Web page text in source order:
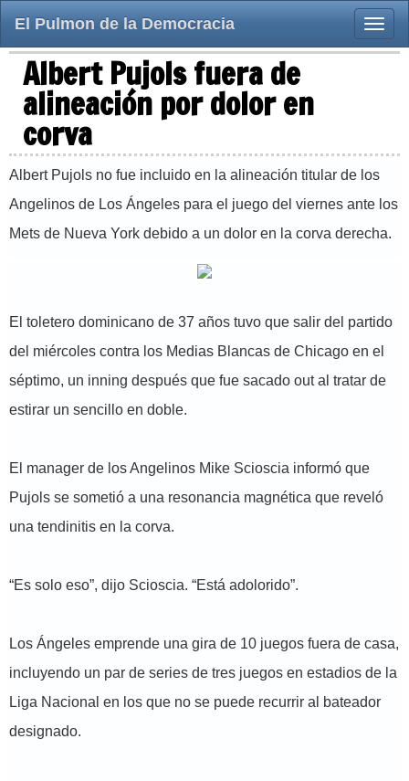
Toggle
El Pulmon de la Democracia
Albert Pujols fuera de
alineación por dolor en
corva
Albert Pujols no fue incluido en la alineación titular de los
Angelinos de Los Ángeles para el juego del viernes ante los
Mets de Nueva York debido a un dolor en la corva derecha.
El toletero dominicano de 37 años tuvo que salir del partido
del miércoles contra los Medias Blancas de Chicago en el
séptimo, un inning después que fue sacado out al tratar de
estirar un sencillo en doble.
El manager de los Angelinos Mike Scioscia informó que
Pujols se sometió a una resonancia magnética que reveló
una tendinitis en la corva.
“Es solo eso”, dijo Scioscia. “Está adolorido”.
Los Ángeles emprende una gira de 10 juegos fuera de casa,
incluyendo un par de series de tres juegos en estadios de la
Liga Nacional en los que no se puede recurrir al bateador
designado.